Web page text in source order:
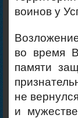
воинов у
во время
памяти
не
и